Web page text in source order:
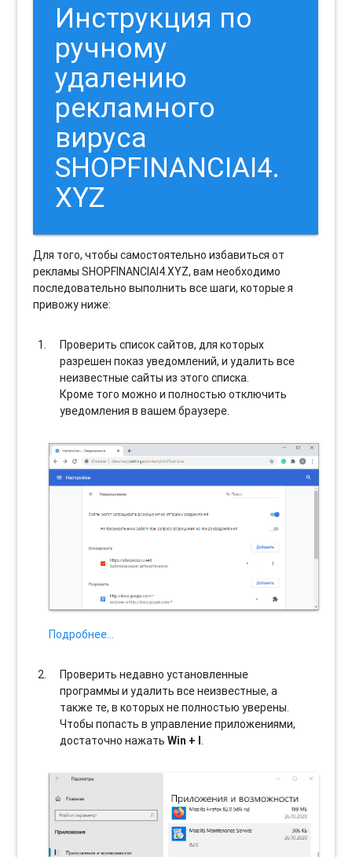
Инструкция по
ручному
удалению
рекламного
вируса
SHOPFINANCIAI4.
XYZ
Для того, чтобы самостоятельно избавиться от
рекламы SHOPFINANCIAI4.XYZ, вам необходимо
последовательно выполнить все шаги, которые я
привожу ниже:
Проверить список сайтов, для которых
разрешен показ уведомлений, и удалить все
неизвестные сайты из этого списка.
Кроме того можно и полностью отключить
уведомления в вашем браузере.
Подробнее…
Проверить недавно установленные
программы и удалить все неизвестные, а
также те, в которых не полностью уверены.
Чтобы попасть в управление приложениями,
достаточно нажатьWin + I.